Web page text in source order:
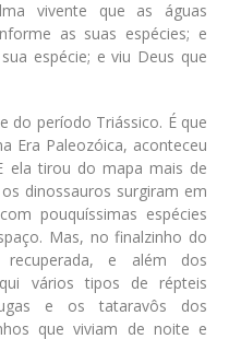
vivente que as águas
as suas espécies; e
espécie; e viu Deus que
do período Triássico. É que
Era Paleozóica, aconteceu
ela tirou do mapa mais de
dinossauros surgiram em
pouquíssimas espécies
Mas, no finalzinho do
e além dos
vários tipos de répteis
e os tataravôs dos
que viviam de noite e